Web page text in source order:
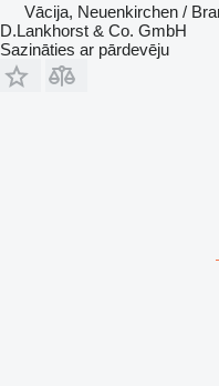
Vācija, Neuenkirchen /
D.Lankhorst & Co. GmbH
Sazināties ar pārdevēju